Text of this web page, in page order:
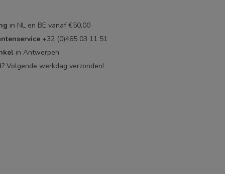
in NL en BE vanaf €50,00
+32 (0)465 03 11 51
in Antwerpen
Volgende werkdag verzonden!